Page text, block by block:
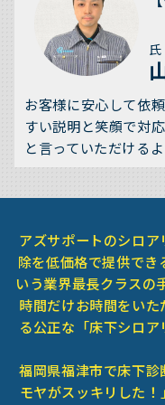
お客様に安心して依
すい説明と笑顔で対
と言っていただける
アズサポートのシロ
除を低価格で提供で
いう業界最長クラスの
時間だけお時間をい
る公正な「床下シロ
福岡県福津市で床下
モヤがスッキリした